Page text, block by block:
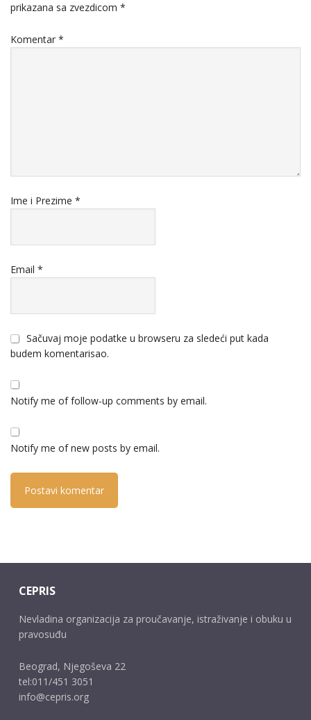
prikazana sa zvezdicom *
Komentar *
Ime i Prezime *
Email *
Sačuvaj moje podatke u browseru za sledeći put kada
budem komentarisao.
Notify me of follow-up comments by email.
Notify me of new posts by email.
CEPRIS
Nevladina organizacija za proučavanje, istraživanje i obuku u
pravosuđu
Beograd, Njegoševa 22
tel:011/451 3051
info@cepris.org